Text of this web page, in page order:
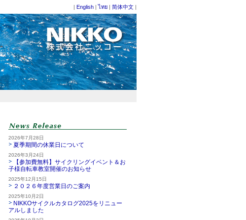
| English |ไทย | 简体中文 |
2026年7月28日
夏季期間の休業日について
2026年3月24日
【参加費無料】サイクリングイベント＆お
子様自転車教室開催のお知らせ
2025年12月15日
２０２６年度営業日のご案内
2025年10月2日
NIKKOサイクルカタログ2025をリニュー
アルしました